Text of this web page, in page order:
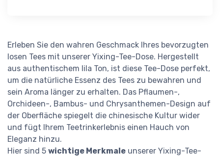
Erleben Sie den wahren Geschmack Ihres bevorzugten
losen Tees mit unserer Yixing-Tee-Dose. Hergestellt
aus authentischem lila Ton, ist diese Tee-Dose perfekt,
um die natürliche Essenz des Tees zu bewahren und
sein Aroma länger zu erhalten. Das Pflaumen-,
Orchideen-, Bambus- und Chrysanthemen-Design auf
der Oberfläche spiegelt die chinesische Kultur wider
und fügt Ihrem Teetrinkerlebnis einen Hauch von
Eleganz hinzu.
Hier sind 5 wichtige Merkmale unserer Yixing-Tee-